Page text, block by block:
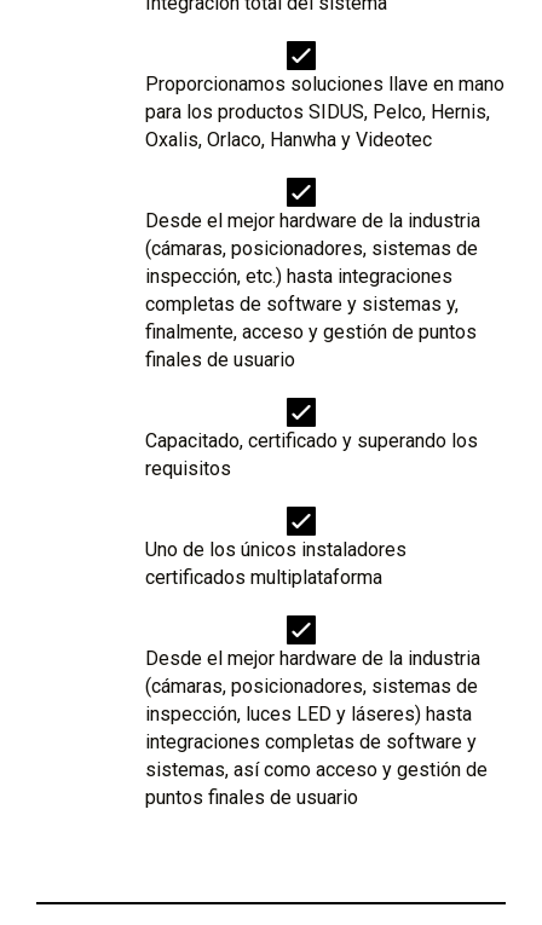
Proporcionamos soluciones llave en mano
para los productos SIDUS, Pelco, Hernis,
Oxalis, Orlaco, Hanwha y Videotec
Desde el mejor hardware de la industria
(cámaras, posicionadores, sistemas de
inspección, etc.) hasta integraciones
completas de software y sistemas y,
finalmente, acceso y gestión de puntos
finales de usuario
Capacitado, certificado y superando los
requisitos
Uno de los únicos instaladores
certificados multiplataforma
Desde el mejor hardware de la industria
(cámaras, posicionadores, sistemas de
inspección, luces LED y láseres) hasta
integraciones completas de software y
sistemas, así como acceso y gestión de
puntos finales de usuario